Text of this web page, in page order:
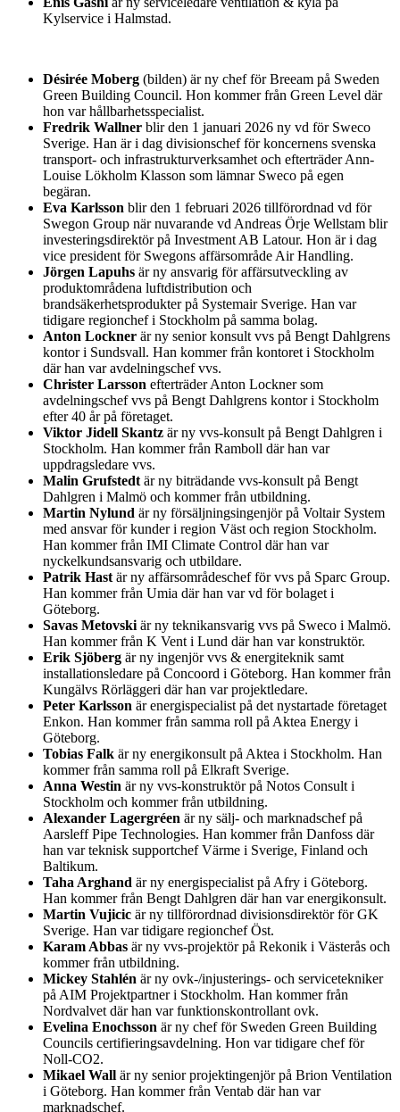
Kylservice i Halmstad.
Désirée Moberg (bilden) är ny chef för Breeam på Sweden
Green Building Council. Hon kommer från Green Level där
hon var hållbarhetsspecialist.
Fredrik Wallner blir den 1 januari 2026 ny vd för Sweco
Sverige. Han är i dag divisionschef för koncernens svenska
transport- och infrastrukturverksamhet och efterträder Ann-
Louise Lökholm Klasson som lämnar Sweco på egen
begäran.
Eva Karlsson blir den 1 februari 2026 tillförordnad vd för
Swegon Group när nuvarande vd Andreas Örje Wellstam blir
investeringsdirektör på Investment AB Latour. Hon är i dag
vice president för Swegons affärsområde Air Handling.
Jörgen Lapuhs är ny ansvarig för affärsutveckling av
produktområdena luftdistribution och
brandsäkerhetsprodukter på Systemair Sverige. Han var
tidigare regionchef i Stockholm på samma bolag.
Anton Lockner är ny senior konsult vvs på Bengt Dahlgrens
kontor i Sundsvall. Han kommer från kontoret i Stockholm
där han var avdelningschef vvs.
Christer Larsson efterträder Anton Lockner som
avdelningschef vvs på Bengt Dahlgrens kontor i Stockholm
efter 40 år på företaget.
Viktor Jidell Skantz är ny vvs-konsult på Bengt Dahlgren i
Stockholm. Han kommer från Ramboll där han var
uppdragsledare vvs.
Malin Grufstedt är ny biträdande vvs-konsult på Bengt
Dahlgren i Malmö och kommer från utbildning.
Martin Nylund är ny försäljningsingenjör på Voltair System
med ansvar för kunder i region Väst och region Stockholm.
Han kommer från IMI Climate Control där han var
nyckelkundsansvarig och utbildare.
Patrik Hast är ny affärsområdeschef för vvs på Sparc Group.
Han kommer från Umia där han var vd för bolaget i
Göteborg.
Savas Metovski är ny teknikansvarig vvs på Sweco i Malmö.
Han kommer från K Vent i Lund där han var konstruktör.
Erik Sjöberg är ny ingenjör vvs & energiteknik samt
installationsledare på Concoord i Göteborg. Han kommer från
Kungälvs Rörläggeri där han var projektledare.
Peter Karlsson är energispecialist på det nystartade företaget
Enkon. Han kommer från samma roll på Aktea Energy i
Göteborg.
Tobias Falk är ny energikonsult på Aktea i Stockholm. Han
kommer från samma roll på Elkraft Sverige.
Anna Westin är ny vvs-konstruktör på Notos Consult i
Stockholm och kommer från utbildning.
Alexander Lagergréen är ny sälj- och marknadschef på
Aarsleff Pipe Technologies. Han kommer från Danfoss där
han var teknisk supportchef Värme i Sverige, Finland och
Baltikum.
Taha Arghand är ny energispecialist på Afry i Göteborg.
Han kommer från Bengt Dahlgren där han var energikonsult.
Martin Vujicic är ny tillförordnad divisionsdirektör för GK
Sverige. Han var tidigare regionchef Öst.
Karam Abbas är ny vvs-projektör på Rekonik i Västerås och
kommer från utbildning.
Mickey Stahlén är ny ovk-/injusterings- och servicetekniker
på AIM Projektpartner i Stockholm. Han kommer från
Nordvalvet där han var funktionskontrollant ovk.
Evelina Enochsson är ny chef för Sweden Green Building
Councils certifieringsavdelning. Hon var tidigare chef för
Noll-CO2.
Mikael Wall är ny senior projektingenjör på Brion Ventilation
i Göteborg. Han kommer från Ventab där han var
marknadschef.